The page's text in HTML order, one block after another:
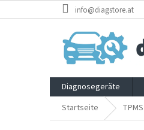
Inhalt
info@diagstore.at
Diagnosegeräte
Startseite
TPMS